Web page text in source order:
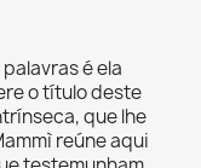
é ela
o título deste
que lhe
reúne aqui